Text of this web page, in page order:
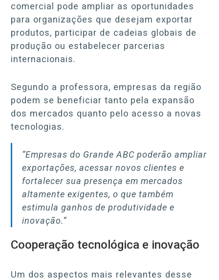
comercial pode ampliar as oportunidades
para organizações que desejam exportar
produtos, participar de cadeias globais de
produção ou estabelecer parcerias
internacionais.
Segundo a professora, empresas da região
podem se beneficiar tanto pela expansão
dos mercados quanto pelo acesso a novas
tecnologias.
“Empresas do Grande ABC poderão ampliar
exportações, acessar novos clientes e
fortalecer sua presença em mercados
altamente exigentes, o que também
estimula ganhos de produtividade e
inovação.”
Cooperação tecnológica e inovação
Um dos aspectos mais relevantes desse